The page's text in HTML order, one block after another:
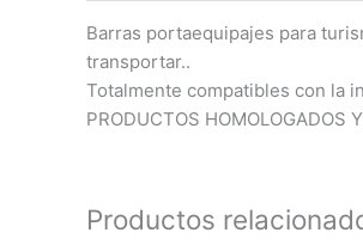
Barras portaequipajes para
transportar..
Totalmente compatibles con la
PRODUCTOS HOMOLOGADOS
Productos